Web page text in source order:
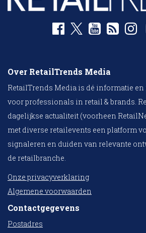
Over RetailTrends Media
RetailTrends Media is dé informatie
voor professionals in retail & brands.
dagelijkse actualiteit (voorheen
met diverse retailevents een platform
signaleren en duiden van relevante
de retailbranche.
Onze privacyverklaring
Algemene voorwaarden
Contactgegevens
Postadres